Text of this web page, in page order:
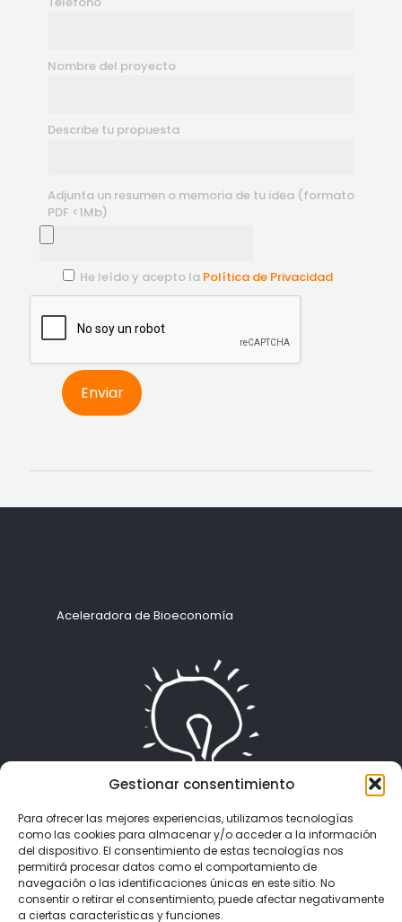
Gestionar consentimiento
Para ofrecer las mejores experiencias, utilizamos tecnologías
como las cookies para almacenar y/o acceder a la información
del dispositivo. El consentimiento de estas tecnologías nos
permitirá procesar datos como el comportamiento de
navegación o las identificaciones únicas en este sitio. No
consentir o retirar el consentimiento, puede afectar negativamente
a ciertas características y funciones.
Nombre del proyecto
Describe tu propuesta
Adjunta un resumen o memoria de tu idea (formato
PDF <1Mb)
He leído y acepto la Política de Privacidad
Aceleradora de Bioeconomía